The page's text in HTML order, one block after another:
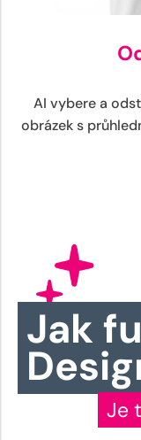
AI vybere a
obrázek s
Jak
Je